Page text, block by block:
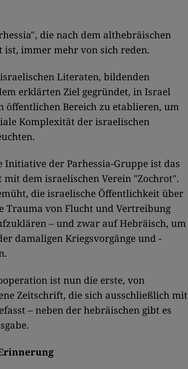
die nach dem althebräischen
immer mehr von sich reden.
Literaten, bildenden
erklärten Ziel gegründet, in Israel
öffentlichen Bereich zu etablieren, um
Komplexität der israelischen
Initiative der Parhessia-Gruppe ist das
dem israelischen Verein "Zochrot".
die israelische Öffentlichkeit über
Trauma von Flucht und Vertreibung
– und zwar auf Hebräisch, um
damaligen Kriegsvorgänge und -
ist nun die erste, von
Zeitschrift, die sich ausschließlich mit
– neben der hebräischen gibt es